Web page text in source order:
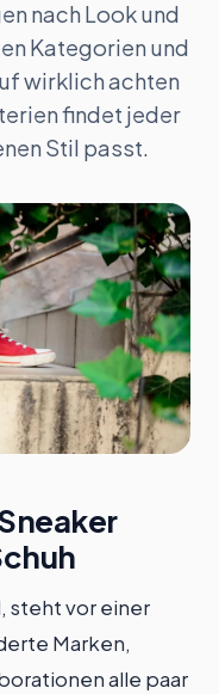
nach Look und
Kategorien und
wirklich achten
findet jeder
Stil passt.
steht vor einer
Marken,
alle paar